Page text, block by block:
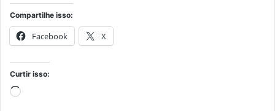
Compartilhe isso:
Facebook X
Curtir isso:
Carregando...